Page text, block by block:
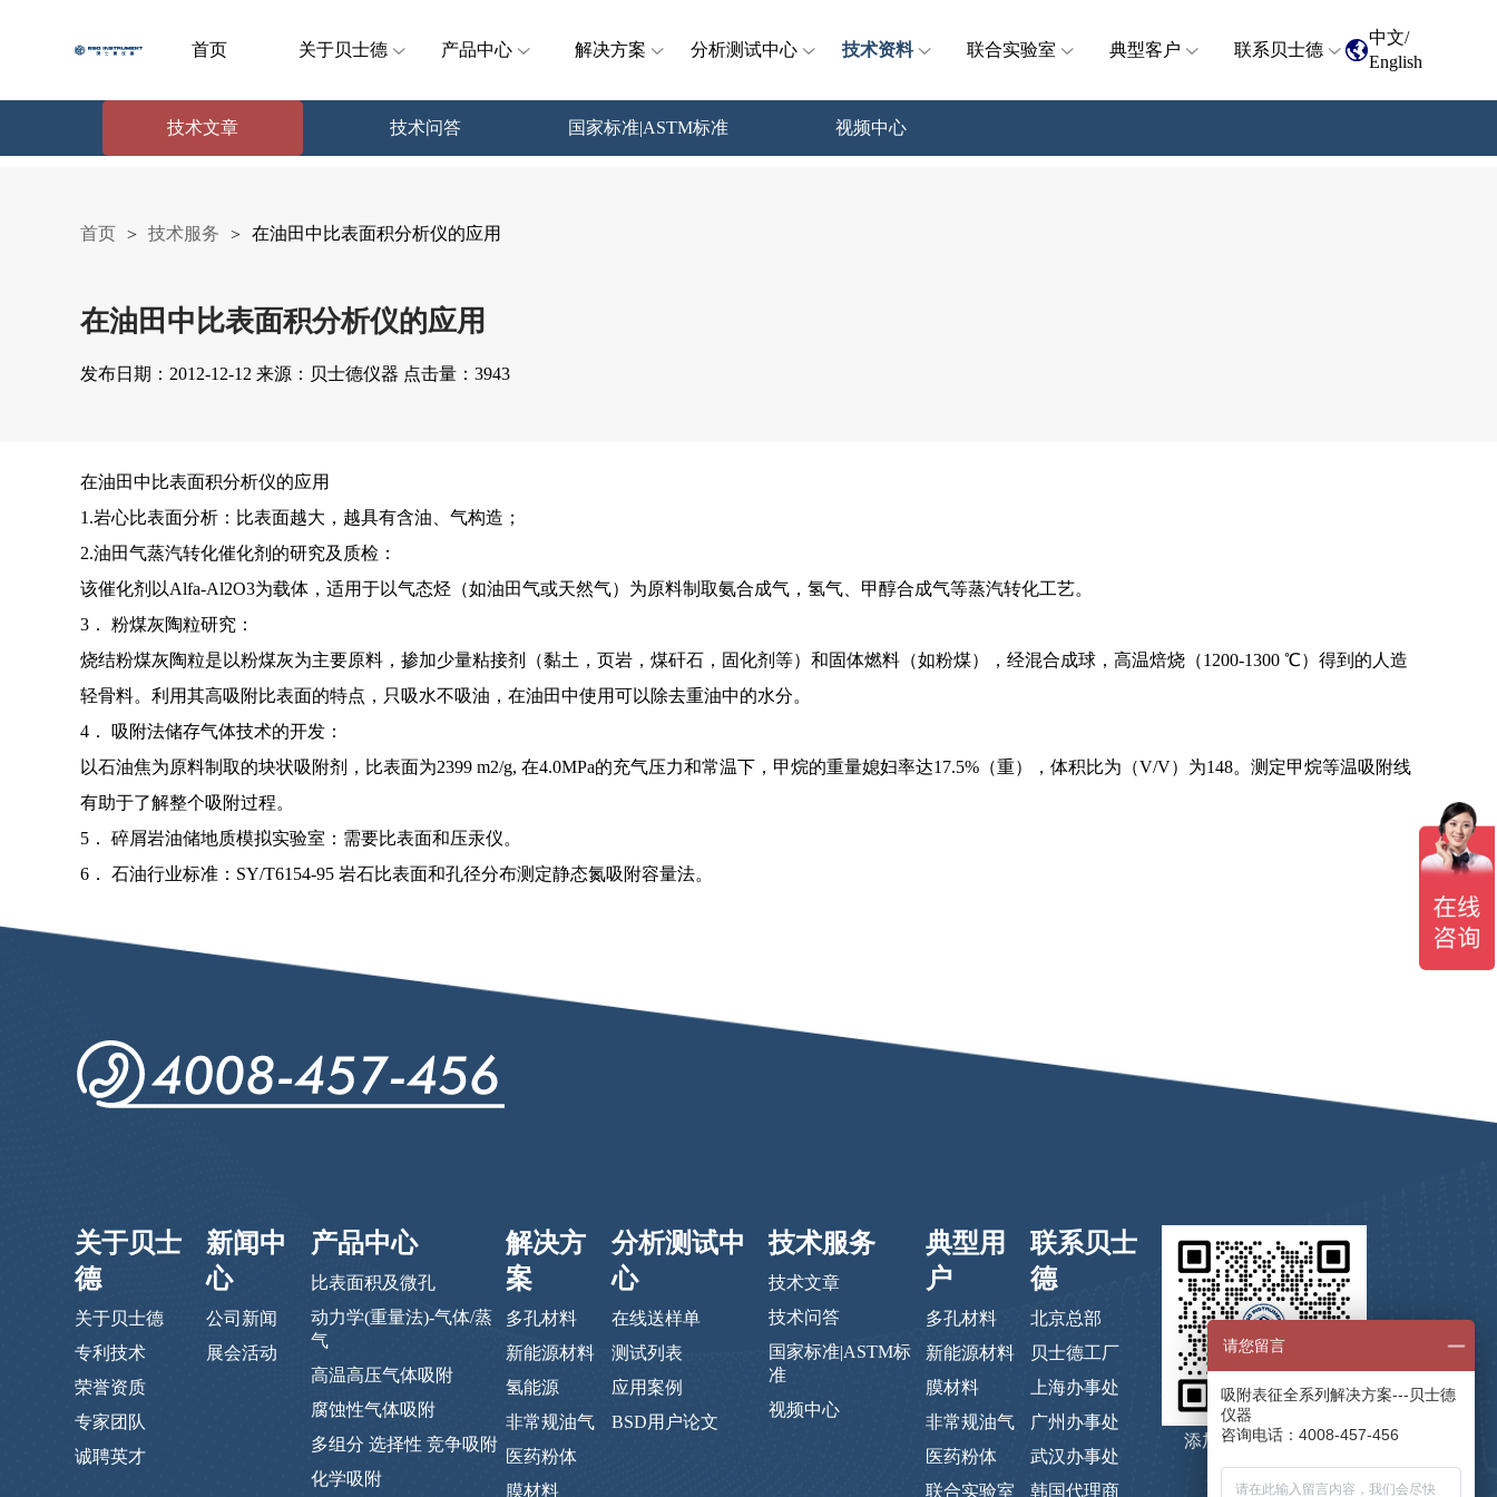
首页 关于贝士德 产品中心 解决方案 分析测试中心 技术资料 联合实验室 典型客户 联系贝士德
中文/
English
技术文章 技术问答 国家标准|ASTM标准 视频中心
首页 > 技术服务 > 在油田中比表面积分析仪的应用
在油田中比表面积分析仪的应用
发布日期：2012-12-12 来源：贝士德仪器 点击量：3943
在油田中比表面积分析仪的应用
1.岩心比表面分析：比表面越大，越具有含油、气构造；
2.油田气蒸汽转化催化剂的研究及质检：
该催化剂以Alfa-Al2O3为载体，适用于以气态烃（如油田气或天然气）为原料制取氨合成气，氢气、甲醇合成气等蒸汽转化工艺。
3． 粉煤灰陶粒研究：
烧结粉煤灰陶粒是以粉煤灰为主要原料，掺加少量粘接剂（黏土，页岩，煤矸石，固化剂等）和固体燃料（如粉煤），经混合成球，高温焙烧（1200-1300 ℃）得到的人造
轻骨料。利用其高吸附比表面的特点，只吸水不吸油，在油田中使用可以除去重油中的水分。
4． 吸附法储存气体技术的开发：
以石油焦为原料制取的块状吸附剂，比表面为2399 m2/g, 在4.0MPa的充气压力和常温下，甲烷的重量媳妇率达17.5%（重），体积比为（V/V）为148。测定甲烷等温吸附线
有助于了解整个吸附过程。
5． 碎屑岩油储地质模拟实验室：需要比表面和压汞仪。
6． 石油行业标准：SY/T6154-95 岩石比表面和孔径分布测定静态氮吸附容量法。
关于贝士
德
关于贝士德
专利技术
荣誉资质
专家团队
诚聘英才
新闻中
心
公司新闻
展会活动
产品中心
比表面积及微孔
动力学(重量法)-气体/蒸
气
高温高压气体吸附
腐蚀性气体吸附
多组分 选择性 竞争吸附
化学吸附
解决方
案
多孔材料
新能源材料
氢能源
非常规油气
医药粉体
膜材料
分析测试中
心
在线送样单
测试列表
应用案例
BSD用户论文
技术服务
技术文章
技术问答
国家标准|ASTM标
准
视频中心
典型用
户
多孔材料
新能源材料
膜材料
非常规油气
医药粉体
联合实验室
联系贝士
德
北京总部
贝士德工厂
上海办事处
广州办事处
武汉办事处
韩国代理商
添加微信，码上咨询
请您留言
吸附表征全系列解决方案---贝士德
仪器
咨询电话：4008-457-456